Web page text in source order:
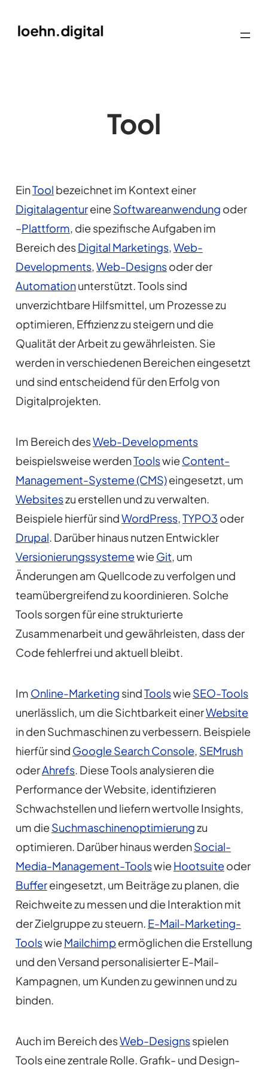
Tool
EinTool bezeichnet im Kontext einer
DigitalagentureineSoftwareanwendung oder
–Plattform, die spezifische Aufgaben im
Bereich desDigital Marketings,Web-
Developments,Web-Designsoder der
Automationunterstützt. Tools sind
unverzichtbare Hilfsmittel, um Prozesse zu
optimieren, Effizienz zu steigern und die
Qualität der Arbeit zu gewährleisten. Sie
werden in verschiedenen Bereichen eingesetzt
und sind entscheidend für den Erfolg von
Digitalprojekten.
Im Bereich desWeb-Developments
beispielsweise werdenToolswieContent-
Management-Systeme (CMS)eingesetzt, um
Websiteszu erstellen und zu verwalten.
Beispiele hierfür sindWordPress,TYPO3 oder
Drupal. Darüber hinaus nutzen Entwickler
VersionierungssystemewieGit, um
Änderungen am Quellcode zu verfolgen und
teamübergreifend zu koordinieren. Solche
Tools sorgen für eine strukturierte
Zusammenarbeit und gewährleisten, dass der
Code fehlerfrei und aktuell bleibt.
Im Online-Marketing sindToolswieSEO-Tools
unerlässlich, um die Sichtbarkeit einerWebsite
in den Suchmaschinen zu verbessern. Beispiele
hierfür sind Google Search Console, SEMrush
oderAhrefs. Diese Tools analysieren die
Performance der Website, identifizieren
Schwachstellen und liefern wertvolle Insights,
um dieSuchmaschinenoptimierungzu
optimieren. Darüber hinaus werdenSocial-
Media-Management-ToolswieHootsuiteoder
Buffereingesetzt, um Beiträge zu planen, die
Reichweite zu messen und die Interaktion mit
der Zielgruppe zu steuern. E-Mail-Marketing-
ToolswieMailchimp ermöglichen die Erstellung
und den Versand personalisierter E-Mail-
Kampagnen, um Kunden zu gewinnen und zu
binden.
Auch im Bereich desWeb-Designsspielen
Tools eine zentrale Rolle. Grafik- und Design-